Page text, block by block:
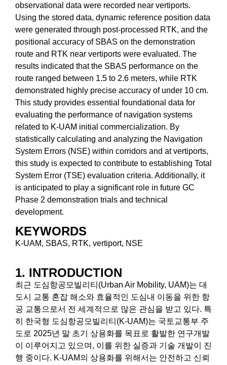
observational data were recorded near vertiports.
Using the stored data, dynamic reference position data
were generated through post-processed RTK, and the
positional accuracy of SBAS on the demonstration
route and RTK near vertiports were evaluated. The
results indicated that the SBAS performance on the
route ranged between 1.5 to 2.6 meters, while RTK
demonstrated highly precise accuracy of under 10 cm.
This study provides essential foundational data for
evaluating the performance of navigation systems
related to K-UAM initial commercialization. By
statistically calculating and analyzing the Navigation
System Errors (NSE) within corridors and at vertiports,
this study is expected to contribute to establishing Total
System Error (TSE) evaluation criteria. Additionally, it
is anticipated to play a significant role in future GC
Phase 2 demonstration trials and technical
development.
KEYWORDS
K-UAM, SBAS, RTK, vertiport, NSE
1. INTRODUCTION
최근 도심항공모빌리티(Urban Air Mobility, UAM)는 대
도시 교통 혼잡 해소와 효율적인 도심내 이동을 위한 항
공 교통으로서 전 세계적으로 많은 관심을 받고 있다. 특
히 한국형 도심항공모빌리티(K-UAM)는 국토교통부 주
도로 2025년 말 초기 상용화를 목표로 활발한 연구개발
이 이루어지고 있으며, 이를 위한 실증과 기술 개발이 진
행 중이다. K-UAM의 상용화를 위해서는 안전하고 신뢰